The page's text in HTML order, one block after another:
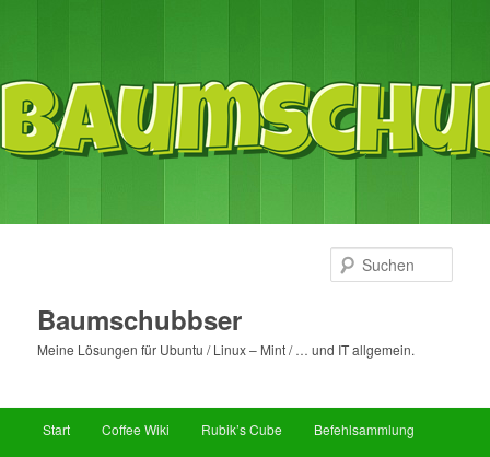
Baumschubbser
Meine Lösungen für Ubuntu / Linux – Mint / … und IT allgemein.
Zum
Zum
Start Coffee Wiki Rubik’s Cube Befehlsammlung